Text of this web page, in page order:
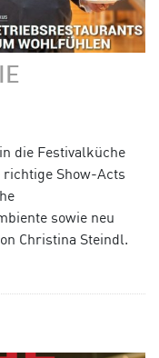
die Festivalküche
Show-Acts
sowie neu
Christina Steindl.